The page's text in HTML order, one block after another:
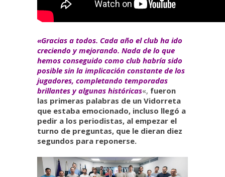
«Gracias a todos. Cada año el club ha ido
creciendo y mejorando. Nada de lo que
hemos conseguido como club habría sido
posible sin la implicación constante de los
jugadores, completando temporadas
brillantes y algunas históricas«, fueron
las primeras palabras de un Vidorreta
que estaba emocionado, incluso llegó a
pedir a los periodistas, al empezar el
turno de preguntas, que le dieran diez
segundos para reponerse.